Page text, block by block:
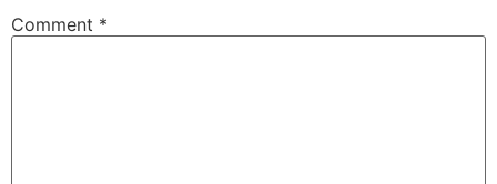
Comment *